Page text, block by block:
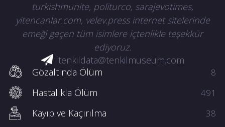
turkishmunite, politurco, sarajevotimes,
yitencanlar.com, velev.press internet sitelerinde
emeği geçen tüm isimlere içtenlikle teşekkür
ediyoruz.
tenkildata@tenkilmuseum.com
Gözaltında Ölüm
8
Hastalıkla Ölüm 491
Kayıp ve Kaçırılma 38